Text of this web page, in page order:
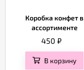
Коробка конфет в
ассортименте
450₽
В корзину